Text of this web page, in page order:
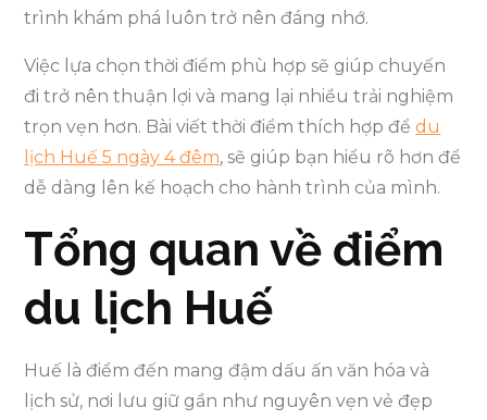
trình khám phá luôn trở nên đáng nhớ.
Việc lựa chọn thời điểm phù hợp sẽ giúp chuyến
đi trở nên thuận lợi và mang lại nhiều trải nghiệm
trọn vẹn hơn. Bài viết thời điểm thích hợp đểdu
lịch Huế 5 ngày 4 đêm, sẽ giúp bạn hiểu rõ hơn để
dễ dàng lên kế hoạch cho hành trình của mình.
Tổng quan về điểm
du lịch Huế
Huế là điểm đến mang đậm dấu ấn văn hóa và
lịch sử, nơi lưu giữ gần như nguyên vẹn vẻ đẹp